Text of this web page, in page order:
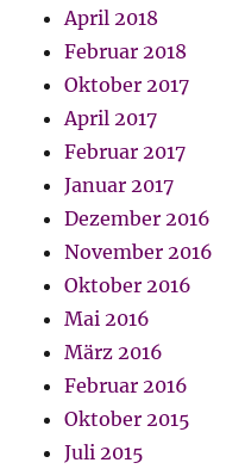
April 2018
Februar 2018
Oktober 2017
April 2017
Februar 2017
Januar 2017
Dezember 2016
November 2016
Oktober 2016
Mai 2016
März 2016
Februar 2016
Oktober 2015
Juli 2015